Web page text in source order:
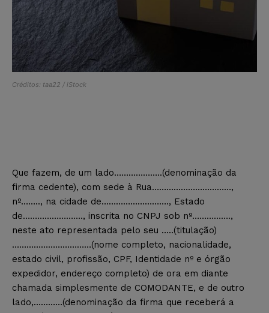
Créditos: taa22 / iStock
Que fazem, de um lado………………..(denominação da
firma cedente), com sede à Rua……………………………,
nº…….., na cidade de………………………., Estado
de……………………., inscrita no CNPJ sob nº…………….,
neste ato representada pelo seu …..(titulação)
……………………………(nome completo, nacionalidade,
estado civil, profissão, CPF, Identidade nº e órgão
expedidor, endereço completo) de ora em diante
chamada simplesmente de COMODANTE, e de outro
lado,…………(denominação da firma que receberá a